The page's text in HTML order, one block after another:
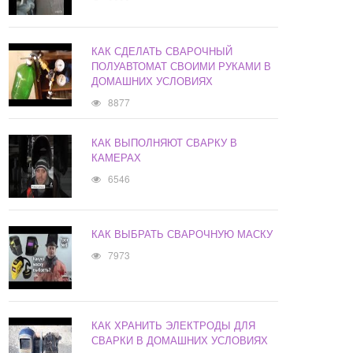
КАК СДЕЛАТЬ СВАРОЧНЫЙ
ПОЛУАВТОМАТ СВОИМИ РУКАМИ В
ДОМАШНИХ УСЛОВИЯХ
8877
КАК ВЫПОЛНЯЮТ СВАРКУ В
КАМЕРАХ
6546
КАК ВЫБРАТЬ СВАРОЧНУЮ МАСКУ
7973
КАК ХРАНИТЬ ЭЛЕКТРОДЫ ДЛЯ
СВАРКИ В ДОМАШНИХ УСЛОВИЯХ